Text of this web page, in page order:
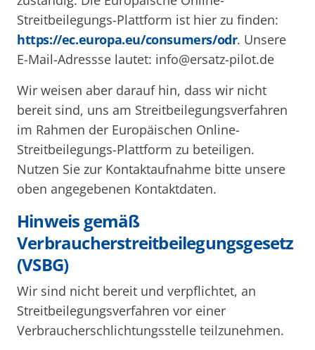
Streitbeilegungs-Plattform ist hier zu finden:
https://ec.europa.eu/consumers/odr. Unsere
E-Mail-Adressse lautet: info@ersatz-pilot.de
Wir weisen aber darauf hin, dass wir nicht
bereit sind, uns am Streitbeilegungsverfahren
im Rahmen der Europäischen Online-
Streitbeilegungs-Plattform zu beteiligen.
Nutzen Sie zur Kontaktaufnahme bitte unsere
oben angegebenen Kontaktdaten.
Hinweis gemäß
Verbraucherstreitbeilegungsgesetz
(VSBG)
Wir sind nicht bereit und verpflichtet, an
Streitbeilegungsverfahren vor einer
Verbraucherschlichtungsstelle teilzunehmen.